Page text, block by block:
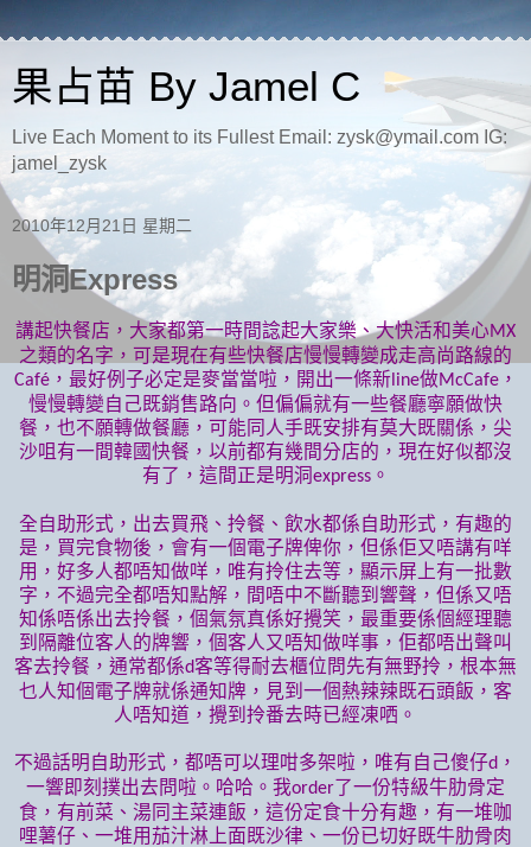
果占苗 By Jamel C
Live Each Moment to its Fullest Email: zysk@ymail.com IG:
jamel_zysk
2010年12月21日 星期二
明洞Express
講起快餐店，大家都第一時間諗起大家樂、大快活和美心MX
之類的名字，可是現在有些快餐店慢慢轉變成走高尚路線的
Café，最好例子必定是麥當當啦，開出一條新line做McCafe，
慢慢轉變自己既銷售路向。但偏偏就有一些餐廳寧願做快
餐，也不願轉做餐廳，可能同人手既安排有莫大既關係，尖
沙咀有一間韓國快餐，以前都有幾間分店的，現在好似都沒
有了，這間正是明洞express。
全自助形式，出去買飛、拎餐、飲水都係自助形式，有趣的
是，買完食物後，會有一個電子牌俾你，但係佢又唔講有咩
用，好多人都唔知做咩，唯有拎住去等，顯示屏上有一批數
字，不過完全都唔知點解，間唔中不斷聽到響聲，但係又唔
知係唔係出去拎餐，個氣氛真係好攪笑，最重要係個經理聽
到隔離位客人的牌響，個客人又唔知做咩事，佢都唔出聲叫
客去拎餐，通常都係d客等得耐去櫃位問先有無野拎，根本無
乜人知個電子牌就係通知牌，見到一個熱辣辣既石頭飯，客
人唔知道，攪到拎番去時已經凍哂。
不過話明自助形式，都唔可以理咁多架啦，唯有自己傻仔d ，
一響即刻撲出去問啦。哈哈。我order了一份特級牛肋骨定
食，有前菜、湯同主菜連飯，這份定食十分有趣，有一堆咖
哩薯仔、一堆用茄汁淋上面既沙律、一份已切好既牛肋骨肉